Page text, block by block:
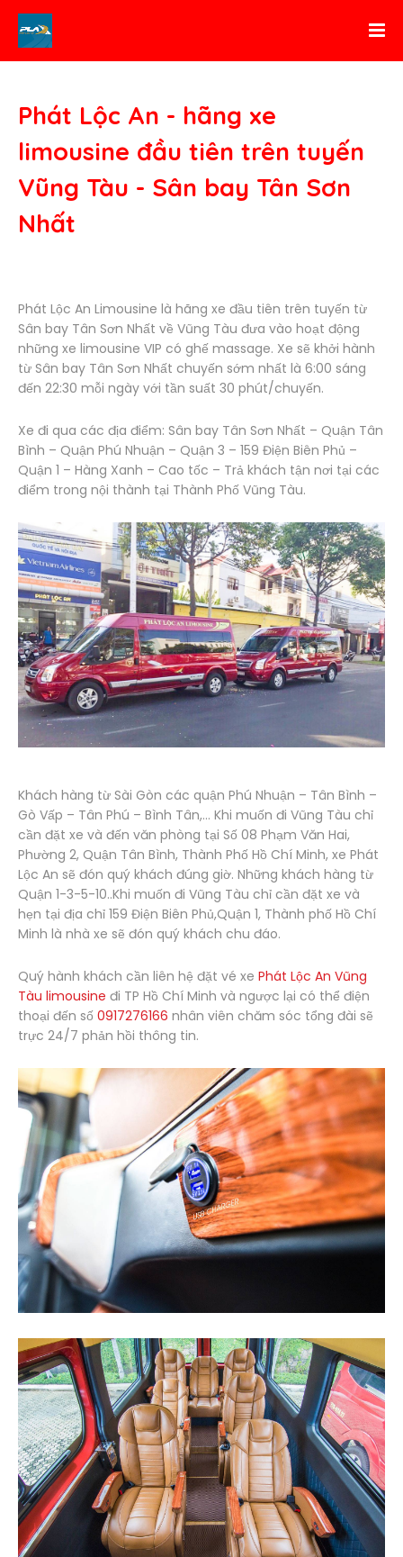
Phát Lộc An - hãng xe
limousine đầu tiên trên tuyến
Vũng Tàu - Sân bay Tân Sơn
Nhất
Phát Lộc An Limousine là hãng xe đầu tiên trên tuyến từ
Sân bay Tân Sơn Nhất về Vũng Tàu đưa vào hoạt động
những xe limousine VIP có ghế massage. Xe sẽ khởi hành
từ Sân bay Tân Sơn Nhất chuyến sớm nhất là 6:00 sáng
đến 22:30 mỗi ngày với tần suất 30 phút/chuyến.
Xe đi qua các địa điểm: Sân bay Tân Sơn Nhất – Quận Tân
Bình – Quận Phú Nhuận – Quận 3 – 159 Điện Biên Phủ –
Quận 1 – Hàng Xanh – Cao tốc – Trả khách tận nơi tại các
điểm trong nội thành tại Thành Phố Vũng Tàu.
Khách hàng từ Sài Gòn các quận Phú Nhuận – Tân Bình –
Gò Vấp – Tân Phú – Bình Tân,… Khi muốn đi Vũng Tàu chỉ
cần đặt xe và đến văn phòng tại Số 08 Phạm Văn Hai,
Phường 2, Quận Tân Bình, Thành Phố Hồ Chí Minh, xe Phát
Lộc An sẽ đón quý khách đúng giờ. Những khách hàng từ
Quận 1-3-5-10..Khi muốn đi Vũng Tàu chỉ cần đặt xe và
hẹn tại địa chỉ 159 Điện Biên Phủ,Quận 1, Thành phố Hồ Chí
Minh là nhà xe sẽ đón quý khách chu đáo.
Quý hành khách cần liên hệ đặt vé xe Phát Lộc An Vũng
Tàu limousine đi TP Hồ Chí Minh và ngược lại có thể điện
thoại đến số 0917276166 nhân viên chăm sóc tổng đài sẽ
trực 24/7 phản hồi thông tin.